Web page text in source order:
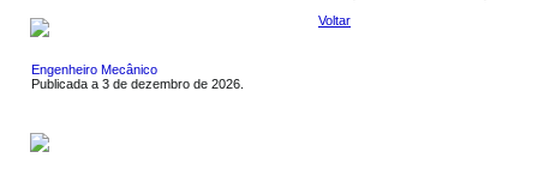
Engenheiro Mecânico
Publicada a 3 de dezembro de 2026.
Voltar